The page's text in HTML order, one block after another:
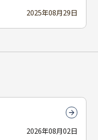
2026年08月02日
2025年08月29日